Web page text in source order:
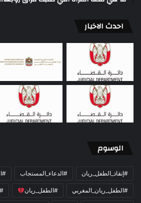
احدث الاخبار
الوسوم
#إنقاذ_الطفل_ريان #الدعاء_المستجاب
#الطفل_ريان_المغربي #الطفل_ريان